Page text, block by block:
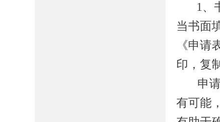
1、
当书面
《申
印，复
申
有可能